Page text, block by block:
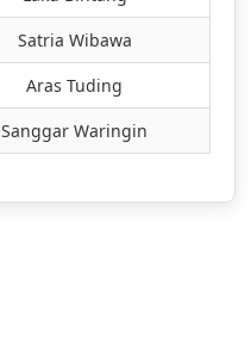
Satria Wibawa
Aras Tuding
Sanggar Waringin